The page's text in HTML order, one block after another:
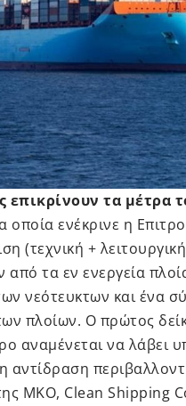
επικρίνουν τα μέτρα
ενέκρινε η
(τεχνική +
τα εν ενεργεία
νεότευκτων και ένα
πλοίων. Ο πρώτος
αναμένεται να λάβει
ΜΚΟ, Clean Shipping